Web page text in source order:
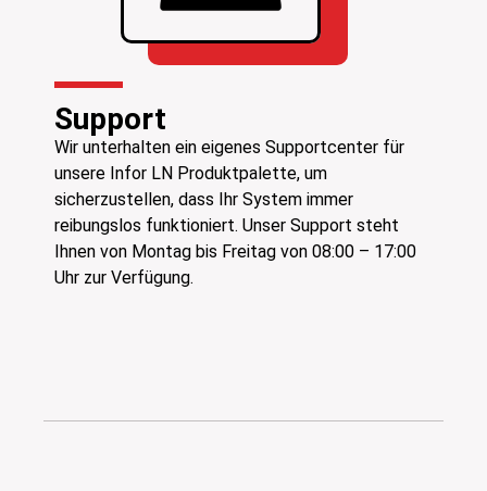
Support
Wir unterhalten ein eigenes Supportcenter für
unsere Infor LN Produktpalette, um
sicherzustellen, dass Ihr System immer
reibungslos funktioniert. Unser Support steht
Ihnen von Montag bis Freitag von 08:00 – 17:00
Uhr zur Verfügung.